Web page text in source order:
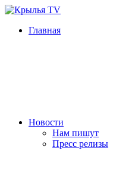
Главная
Новости
Нам пишут
Пресс релизы